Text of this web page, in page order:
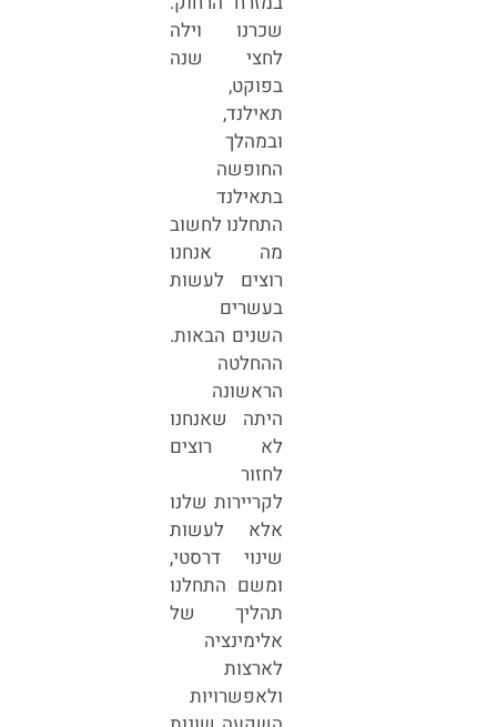
שכרנו וילה
לחצי שנה
בפוקט,
תאילנד,
ובמהלך
החופשה
בתאילנד
התחלנו לחשוב
מה אנחנו
רוצים לעשות
בעשרים
השנים הבאות.
ההחלטה
הראשונה
היתה שאנחנו
לא רוצים
לחזור
לקריירות שלנו
אלא לעשות
שינוי דרסטי,
ומשם התחלנו
תהליך של
אלימינציה
לארצות
ולאפשרויות